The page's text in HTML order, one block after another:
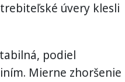
úvery klesli
podiel
Mierne zhoršenie